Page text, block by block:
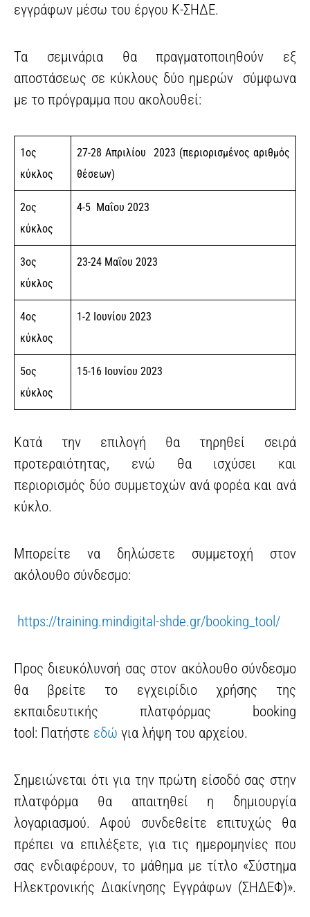
εγγράφων μέσω του έργου Κ-ΣΗΔΕ.
Τα σεμινάρια θα πραγματοποιηθούν εξ
αποστάσεως σε κύκλους δύο ημερών σύμφωνα
με το πρόγραμμα που ακολουθεί:
1ος
κύκλος
27-28 Απριλίου 2023 (περιορισμένος αριθμός
θέσεων)
2ος
κύκλος
4-5 Μαΐου 2023
3ος
κύκλος
23-24 Μαΐου 2023
4ος
κύκλος
1-2 Ιουνίου 2023
5ος
κύκλος
15-16 Ιουνίου 2023
Κατά την επιλογή θα τηρηθεί σειρά
προτεραιότητας, ενώ θα ισχύσει και
περιορισμός δύο συμμετοχών ανά φορέα και ανά
κύκλο.
Μπορείτε να δηλώσετε συμμετοχή στον
ακόλουθο σύνδεσμο:
https://training.mindigital-shde.gr/booking_tool/
Προς διευκόλυνσή σας στον ακόλουθο σύνδεσμο
θα βρείτε το εγχειρίδιο χρήσης της
εκπαιδευτικής πλατφόρμας booking
tool: Πατήστε εδώ για λήψη του αρχείου.
Σημειώνεται ότι για την πρώτη είσοδό σας στην
πλατφόρμα θα απαιτηθεί η δημιουργία
λογαριασμού. Αφού συνδεθείτε επιτυχώς θα
πρέπει να επιλέξετε, για τις ημερομηνίες που
σας ενδιαφέρουν, το μάθημα με τίτλο «Σύστημα
Ηλεκτρονικής Διακίνησης Εγγράφων (ΣΗΔΕΦ)».